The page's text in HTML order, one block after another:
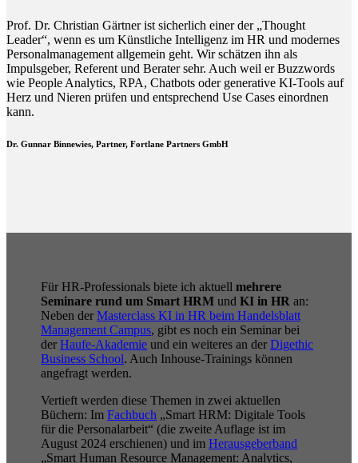
Prof. Dr. Christian Gärtner ist sicherlich einer der „Thought
Leader“, wenn es um Künstliche Intelligenz im HR und modernes
Personalmanagement allgemein geht. Wir schätzen ihn als
Impulsgeber, Referent und Berater sehr. Auch weil er Buzzwords
wie People Analytics, RPA, Chatbots oder generative KI-Tools auf
Herz und Nieren prüfen und entsprechend Use Cases einordnen
kann.
Dr. Gunnar Binnewies, Partner, Fortlane Partners GmbH
Für HR-Professionals biete ich aktuellmehrere
Seminare rund um Smart HRM undKI in HR an:
Neben derMasterclass KI in HR beim Handelsblatt
Management Campus, gibt es noch ein Seminar bei
derHaufe-Akademie und ein weiteres an derDigethic
Business School. Auch Inhouse-Trainings können
angefragt werden.
Vertieft werden diese Themen in zwei aktuellen
Büchern: ImFachbuch „Smart HRM: Digitale Tools
für die Personalarbeit“ (die zweite Auflage ist im
August 2024 erschienen) und imHerausgeberband
„Smart Human Resource Management: Analytics,